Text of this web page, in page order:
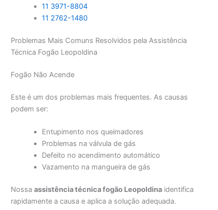
11 3971-8804
11 2762-1480
Problemas Mais Comuns Resolvidos pela Assistência
Técnica Fogão Leopoldina
Fogão Não Acende
Este é um dos problemas mais frequentes. As causas
podem ser:
Entupimento nos queimadores
Problemas na válvula de gás
Defeito no acendimento automático
Vazamento na mangueira de gás
Nossaassistência técnica fogão Leopoldina identifica
rapidamente a causa e aplica a solução adequada.